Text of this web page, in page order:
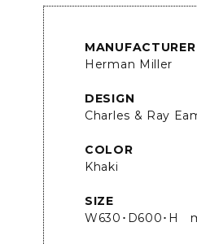
MANUFACTURER
Herman Miller
DESIGN
Charles & Ray
COLOR
Khaki
SIZE
W630･D600･H